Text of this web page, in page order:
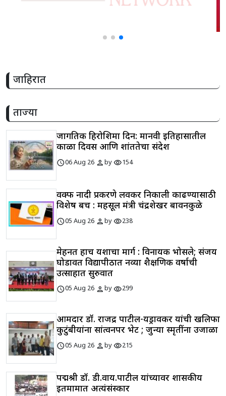
जाहिरात
ताज्या
जागतिक हिरोशिमा दिन: मानवी इतिहासातील
काळा दिवस आणि शांततेचा संदेश
schedule06 Aug 26 personbyvisibility154
वक्फ नोंदी प्रकरणे लवकर निकाली काढण्यासाठी
विशेष बेंच : महसूल मंत्री चंद्रशेखर बावनकुळे
schedule05 Aug 26 personbyvisibility238
मेहनत हाच यशाचा मार्ग : विनायक भोसले; संजय
घोडावत विद्यापीठात नव्या शैक्षणिक वर्षाची
उत्साहात सुरुवात
schedule05 Aug 26 personbyvisibility299
आमदार डॉ. राजेंद्र पाटील-यड्रावकर यांची खलिफा
कुटुंबीयांना सांत्वनपर भेट ; जुन्या स्मृतींना उजाळा
schedule05 Aug 26 personbyvisibility215
पद्मश्री डॉ. डी.वाय.पाटील यांच्यावर शासकीय
इतमामात अत्यंसंस्कार